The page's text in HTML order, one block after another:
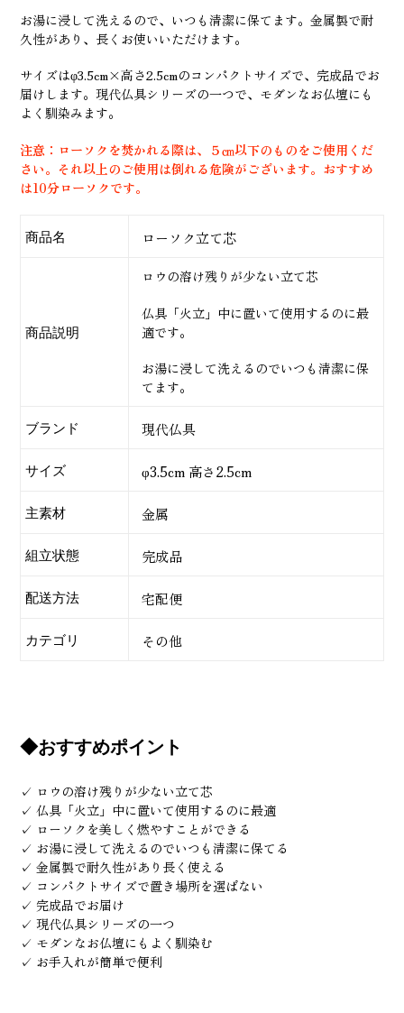
す
る
お湯に浸して洗えるので、いつも清潔に保てます。金属製で耐
久性があり、長くお使いいただけます。
サイズはφ3.5cm×高さ2.5cmのコンパクトサイズで、完成品でお
届けします。現代仏具シリーズの一つで、モダンなお仏壇にも
よく馴染みます。
注意：ローソクを焚かれる際は、５㎝以下のものをご使用くだ
さい。それ以上のご使用は倒れる危険がございます。おすすめ
は10分ローソクです。
商品名 ローソク立て芯
商品説明
ロウの溶け残りが少ない立て芯
仏具「火立」中に置いて使用するのに最
適です。
お湯に浸して洗えるのでいつも清潔に保
てます。
ブランド 現代仏具
サイズ φ3.5cm 高さ2.5cm
主素材 金属
組立状態 完成品
配送方法 宅配便
カテゴリ その他
◆おすすめポイント
✓ ロウの溶け残りが少ない立て芯
✓ 仏具「火立」中に置いて使用するのに最適
✓ ローソクを美しく燃やすことができる
✓ お湯に浸して洗えるのでいつも清潔に保てる
✓ 金属製で耐久性があり長く使える
✓ コンパクトサイズで置き場所を選ばない
✓ 完成品でお届け
✓ 現代仏具シリーズの一つ
✓ モダンなお仏壇にもよく馴染む
✓ お手入れが簡単で便利